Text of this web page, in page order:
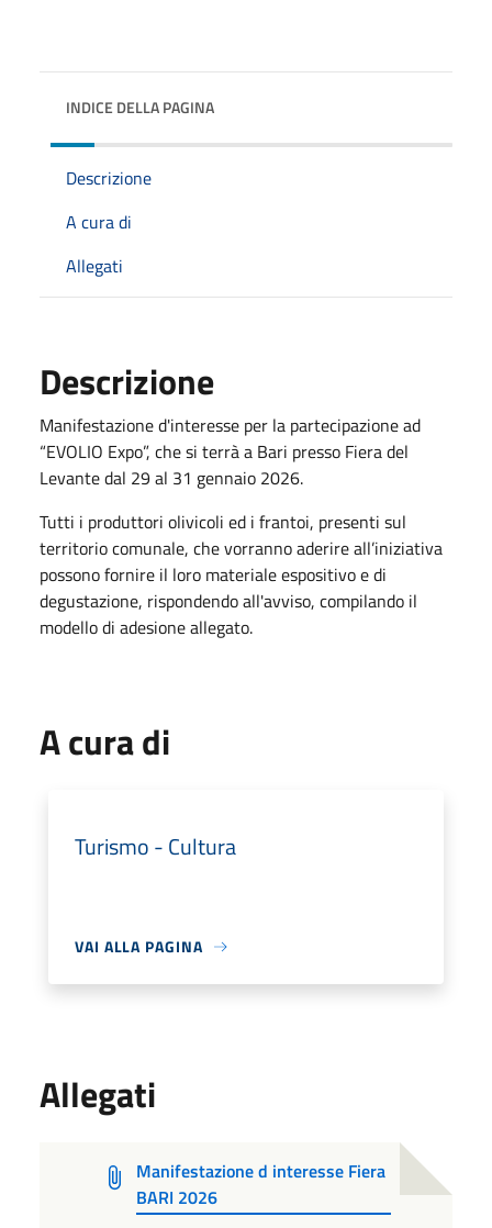
INDICE DELLA PAGINA
Descrizione
A cura di
Allegati
Descrizione
Manifestazione d'interesse per la partecipazione ad
“EVOLIO Expo”, che si terrà a Bari presso Fiera del
Levante dal 29 al 31 gennaio 2026.
Tutti i produttori olivicoli ed i frantoi, presenti sul
territorio comunale, che vorranno aderire all’iniziativa
possono fornire il loro materiale espositivo e di
degustazione, rispondendo all'avviso, compilando il
modello di adesione allegato.
A cura di
Turismo - Cultura
VAI ALLA PAGINA
Allegati
Manifestazione d interesse Fiera
BARI 2026